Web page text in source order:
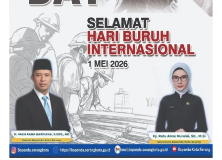
kerusakan jalan yang lebih parah lagi terkait jalan lintas milik
kita satu satunya ini, tegasnya
ND- RG
Post Views: 24